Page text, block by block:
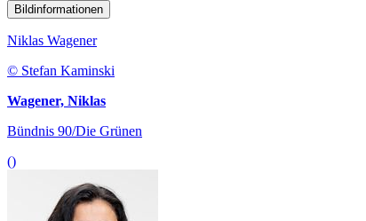
Bildinformationen
Niklas Wagener
© Stefan Kaminski
Wagener, Niklas
Bündnis 90/Die Grünen
()